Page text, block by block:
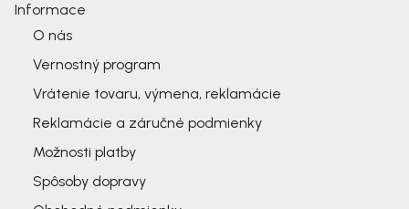
Informace
O nás
Vernostný program
Vrátenie tovaru, výmena, reklamácie
Reklamácie a záručné podmienky
Možnosti platby
Spôsoby dopravy